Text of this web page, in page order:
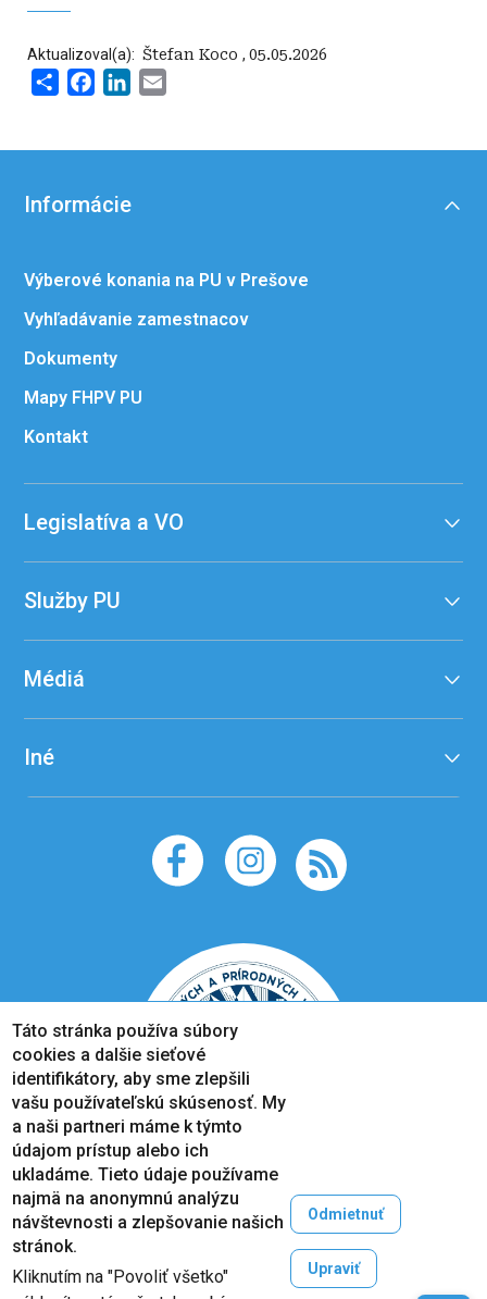
Aktualizoval(a): ‍ Štefan Koco , 05.05.2026
Share FacebookLinkedIn
Informácie
Výberové konania na PU v Prešove
Vyhľadávanie zamestnacov
Dokumenty
Mapy FHPV PU
Kontakt
Legislatíva a VO
Služby PU
Médiá
Iné
Copyright © 2005-2026
Prešovská univerzita v Prešove
Created by
ActivIT
Táto stránka používa súbory
cookies a dalšie sieťové
identifikátory, aby sme zlepšili
vašu používateľskú skúsenosť. My
a naši partneri máme k týmto
údajom prístup alebo ich
ukladáme. Tieto údaje používame
najmä na anonymnú analýzu
návštevnosti a zlepšovanie našich
stránok.
Kliknutím na "Povoliť všetko"
Odmietnuť
Upraviť